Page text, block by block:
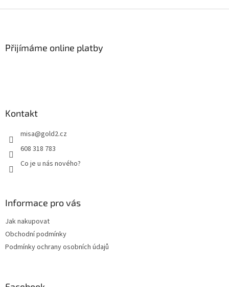
Přijímáme online platby
Kontakt
misa@gold2.cz
608 318 783
Co je u nás nového?
Informace pro vás
Jak nakupovat
Obchodní podmínky
Podmínky ochrany osobních údajů